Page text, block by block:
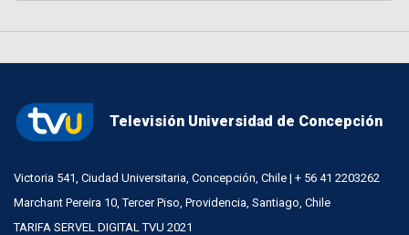
Televisión Universidad de Concepción
Victoria 541, Ciudad Universitaria, Concepción, Chile | + 56 41 2203262
Marchant Pereira 10, Tercer Piso, Providencia, Santiago, Chile
TARIFA SERVEL DIGITAL TVU 2021